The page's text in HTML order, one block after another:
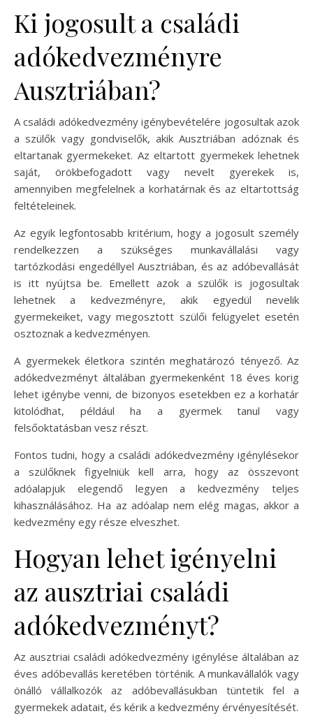
Ki jogosult a családi
adókedvezményre
Ausztriában?
A családi adókedvezmény igénybevételére jogosultak azok
a szülők vagy gondviselők, akik Ausztriában adóznak és
eltartanak gyermekeket. Az eltartott gyermekek lehetnek
saját, örökbefogadott vagy nevelt gyerekek is,
amennyiben megfelelnek a korhatárnak és az eltartottság
feltételeinek.
Az egyik legfontosabb kritérium, hogy a jogosult személy
rendelkezzen a szükséges munkavállalási vagy
tartózkodási engedéllyel Ausztriában, és az adóbevallását
is itt nyújtsa be. Emellett azok a szülők is jogosultak
lehetnek a kedvezményre, akik egyedül nevelik
gyermekeiket, vagy megosztott szülői felügyelet esetén
osztoznak a kedvezményen.
A gyermekek életkora szintén meghatározó tényező. Az
adókedvezményt általában gyermekenként 18 éves korig
lehet igénybe venni, de bizonyos esetekben ez a korhatár
kitolódhat, például ha a gyermek tanul vagy
felsőoktatásban vesz részt.
Fontos tudni, hogy a családi adókedvezmény igénylésekor
a szülőknek figyelniük kell arra, hogy az összevont
adóalapjuk elegendő legyen a kedvezmény teljes
kihasználásához. Ha az adóalap nem elég magas, akkor a
kedvezmény egy része elveszhet.
Hogyan lehet igényelni
az ausztriai családi
adókedvezményt?
Az ausztriai családi adókedvezmény igénylése általában az
éves adóbevallás keretében történik. A munkavállalók vagy
önálló vállalkozók az adóbevallásukban tüntetik fel a
gyermekek adatait, és kérik a kedvezmény érvényesítését.